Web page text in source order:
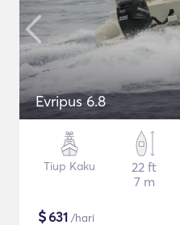
Evripus 6.8
Tiup Kaku
22 ft
7 m
$631 /hari